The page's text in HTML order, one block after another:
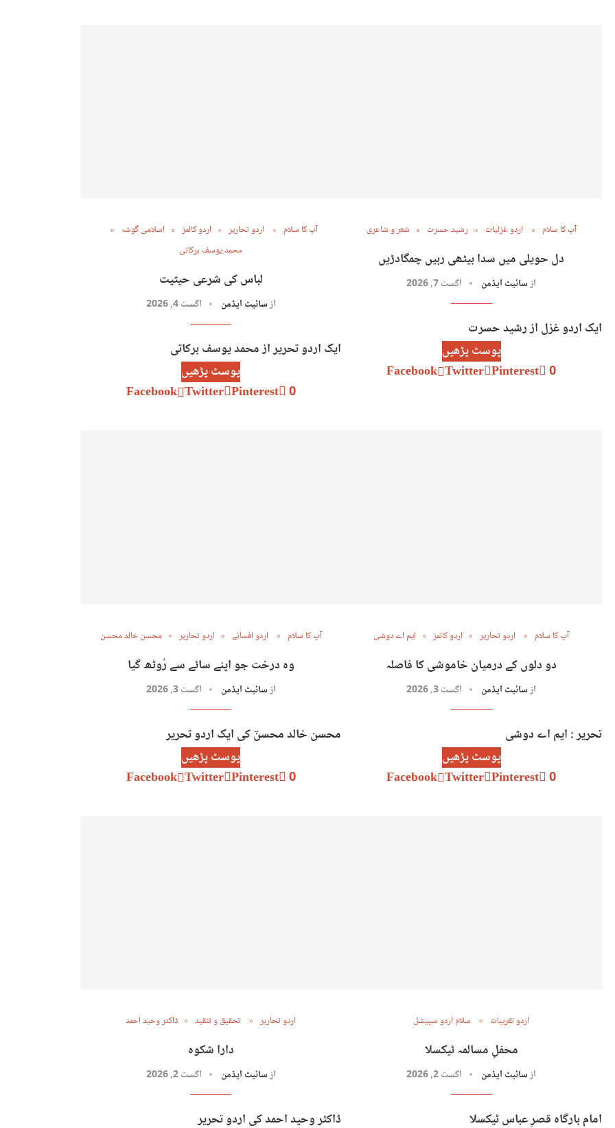
آپ کا سلام اردو غزلیات رشید حسرت شعر و شاعری
دل حویلی میں سدا بیٹھی رہیں چمگادڑیں
ازسائیٹ ایڈمن اگست 7, 2026
ایک اردو غزل از رشید حسرت
پوسٹ پڑھیں
0
Facebook Twitter Pinterest
آپ کا سلام اردو تحاریر اردو کالمز
اسلامی گوشہ
محمد یوسف برکاتی
لباس کی شرعی حیثیت
ازسائیٹ ایڈمن اگست 4, 2026
ایک اردو تحریر از محمد یوسف برکاتی
پوسٹ پڑھیں
0
Facebook Twitter Pinterest
آپ کا سلام اردو تحاریر اردو کالمز ایم اے دوشی
دو دلوں کے درمیان خاموشی کا فاصلہ
ازسائیٹ ایڈمن اگست 3, 2026
تحریر : ایم اے دوشی
پوسٹ پڑھیں
0
Facebook Twitter Pinterest
آپ کا سلام اردو افسانے اردو تحاریر محسن خالد محسن
وہ درخت جو اپنے سائے سے رُوٹھ گیا
ازسائیٹ ایڈمن اگست 3, 2026
محسن خالد محسنؔ کی ایک اردو تحریر
پوسٹ پڑھیں
0
Facebook Twitter Pinterest
اردو تقریبات سلام اردو سپیشل
محفلِ مسالمہ ٹیکسلا
ازسائیٹ ایڈمن اگست 2, 2026
امام بارگاہ قصرِ عباس ٹیکسلا
اردو تحاریر تحقیق و تنقید ڈاکٹر وحید احمد
دارا شکوہ
ازسائیٹ ایڈمن اگست 2, 2026
ڈاکٹر وحید احمد کی اردو تحریر